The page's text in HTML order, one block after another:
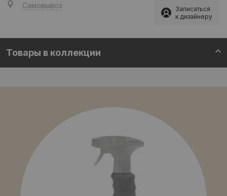
Самовывоз
Записаться
к дизайнеру
Товары в коллекции